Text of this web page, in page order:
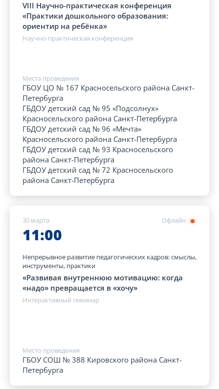
VIII Научно-практическая конференция
«Практики дошкольного образования:
ориентир на ребёнка»
Научно-практическая конференция
Места проведения
ГБОУ ЦО № 167 Красносельского района Санкт-
Петербурга
ГБДОУ детский сад № 95 «Подсолнух»
Красносельского района Санкт-Петербурга
ГБДОУ детский сад № 96 «Мечта»
Красносельского района Санкт-Петербурга
ГБДОУ детский сад № 93 Красносельского
района Санкт-Петербурга
ГБДОУ детский сад № 72 Красносельского
района Санкт-Петербурга
Офлайн
30 марта
11:00
Непрерывное развитие педагогических кадров: смыслы,
инструменты, практики
«Развивая внутреннюю мотивацию: когда
«надо» превращается в «хочу»
Интерактивный семинар
Место проведения
ГБОУ СОШ № 388 Кировского района Санкт-
Петербурга